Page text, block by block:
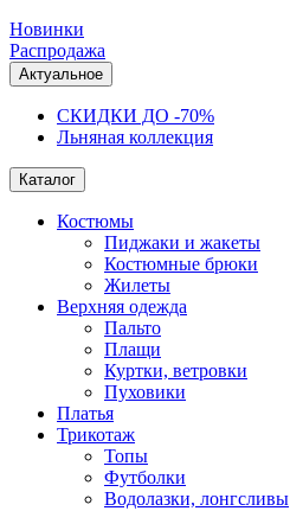
Новинки
Распродажа
Актуальное
СКИДКИ ДО -70%
Льняная коллекция
Каталог
Костюмы
Пиджаки и жакеты
Костюмные брюки
Жилеты
Верхняя одежда
Пальто
Плащи
Куртки, ветровки
Пуховики
Платья
Трикотаж
Топы
Футболки
Водолазки, лонгсливы